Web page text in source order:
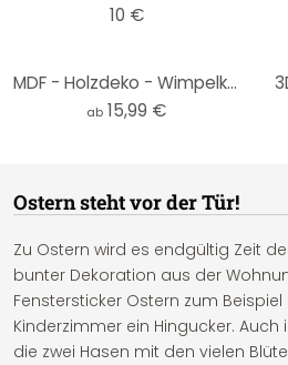
10 €
MDF - Holzdeko - Wimpelkette Ostern (4er-Set) inkl. Baumwollseil
ab 15,99 €
Ostern steht vor der Tür!
Zu Ostern wird es endgültig Zeit
bunter Dekoration aus der
Fenstersticker Ostern zum
Kinderzimmer ein Hingucker.
die zwei Hasen mit den vielen